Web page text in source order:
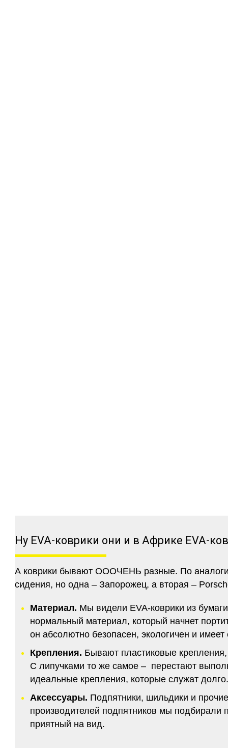
Ну EVA-коврики они и в Африке EVA-
А коврики бывают ОООЧЕНЬ разные. По
сидения, но одна – Запорожец, а вторая –
Материал. Мы видели EVA-коврики из
нормальный материал, который начнет
он абсолютно безопасен, экологичен и
Крепления. Бывают пластиковые
С липучками то же самое – перестают
идеальные крепления, которые служат
Аксессуары. Подпятники, шильдики и
производителей подпятников мы подбирали
приятный на вид.